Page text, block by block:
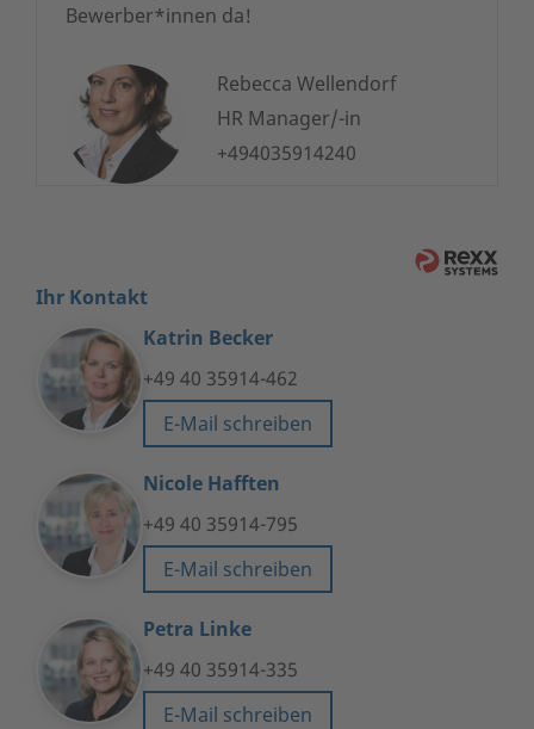
Ihr Kontakt
Katrin Becker
+49 40 35914-462
E-Mail schreiben
Nicole Hafften
+49 40 35914-795
E-Mail schreiben
Petra Linke
+49 40 35914-335
E-Mail schreiben
Bewerber*innen da!
Rebecca Wellendorf
HR Manager/-in
+494035914240